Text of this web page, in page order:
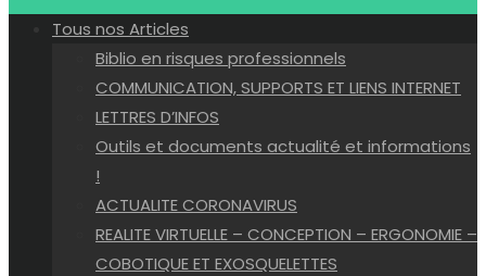
Tous nos Articles
Biblio en risques professionnels
COMMUNICATION, SUPPORTS ET LIENS INTERNET
LETTRES D’INFOS
Outils et documents actualité et informations
!
ACTUALITE CORONAVIRUS
REALITE VIRTUELLE – CONCEPTION – ERGONOMIE –
COBOTIQUE ET EXOSQUELETTES